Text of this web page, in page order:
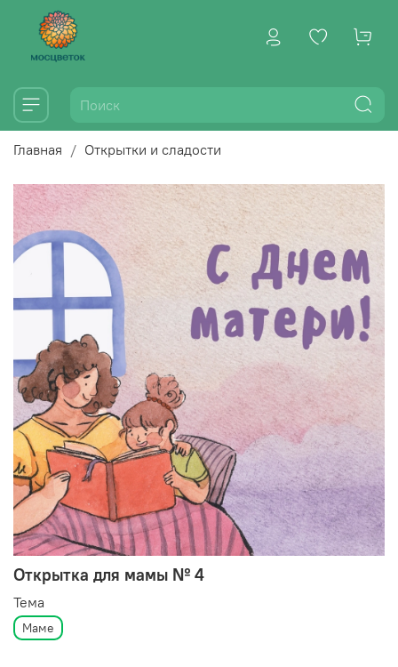
Главная Открытки и сладости
Открытка для мамы № 4
Тема
Маме